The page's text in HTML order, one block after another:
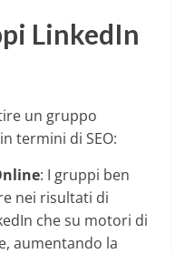
LinkedIn
un gruppo
termini di SEO:
: I gruppi ben
nei risultati di
che su motori di
aumentando la